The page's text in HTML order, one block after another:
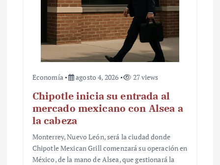
Economía agosto 4, 2026 27 views
Chipotle inicia su entrada al
mercado mexicano con Alsea a
la cabeza
Monterrey, Nuevo León, será la ciudad donde
Chipotle Mexican Grill comenzará su operación en
México, de la mano de Alsea, que gestionará la